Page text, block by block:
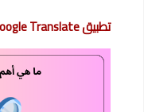
تطبيق Google Translate